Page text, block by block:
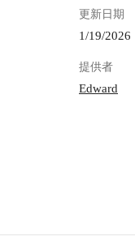
更新日期
1/19/2026
提供者
Edward